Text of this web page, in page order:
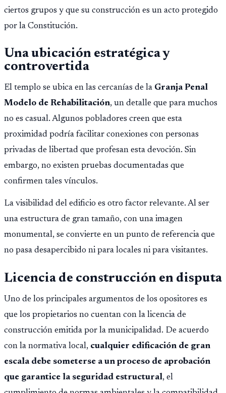
ciertos grupos y que su construcción es un acto protegido
por la Constitución.
Una ubicación estratégica y
controvertida
El templo se ubica en las cercanías de la Granja Penal
Modelo de Rehabilitación, un detalle que para muchos
no es casual. Algunos pobladores creen que esta
proximidad podría facilitar conexiones con personas
privadas de libertad que profesan esta devoción. Sin
embargo, no existen pruebas documentadas que
confirmen tales vínculos.
La visibilidad del edificio es otro factor relevante. Al ser
una estructura de gran tamaño, con una imagen
monumental, se convierte en un punto de referencia que
no pasa desapercibido ni para locales ni para visitantes.
Licencia de construcción en disputa
Uno de los principales argumentos de los opositores es
que los propietarios no cuentan con la licencia de
construcción emitida por la municipalidad. De acuerdo
con la normativa local, cualquier edificación de gran
escala debe someterse a un proceso de aprobación
que garantice la seguridad estructural, el